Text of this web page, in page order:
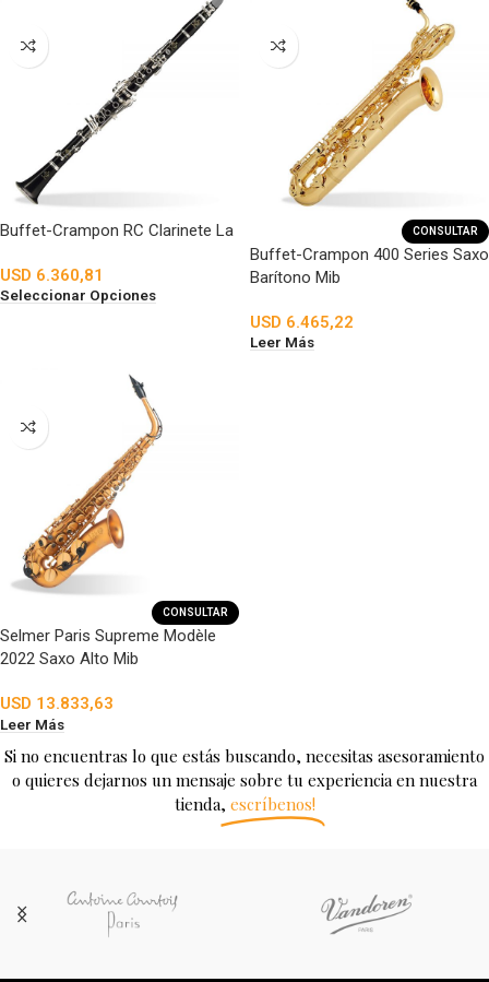
Buffet-Crampon RC Clarinete La
USD 6.360,81
Seleccionar Opciones
CONSULTAR
Buffet-Crampon 400 Series Saxo
Barítono Mib
USD 6.465,22
Leer Más
CONSULTAR
Selmer Paris Supreme Modèle
2022 Saxo Alto Mib
USD 13.833,63
Leer Más
Si no encuentras lo que estás buscando, necesitas asesoramiento
o quieres dejarnos un mensaje sobre tu experiencia en nuestra
tienda, escríbenos!